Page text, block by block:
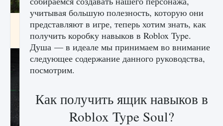
Как заработать медали лиги Clash of Clans
9 августа 2024 2 599 0 1
учитывая большую полезность, которую они
представляют в игре, теперь хотим знать, как
получить коробку навыков в Roblox Type.
Душа — в идеале мы принимаем во внимание
следующее содержание данного руководства,
посмотрим.
Как получить ящик навыков в
Roblox Type Soul?